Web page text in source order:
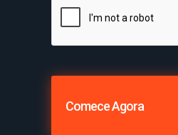
Comece Agora